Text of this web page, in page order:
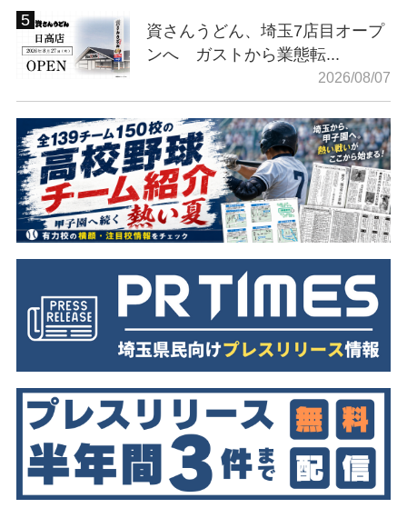
資さんうどん、埼玉7店目オープ
ンへ ガストから業態転...
2026/08/07